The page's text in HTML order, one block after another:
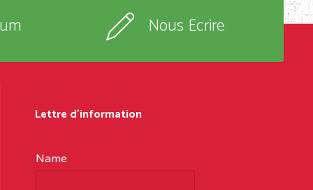
Nous Ecrire
Lettre d'information
Name